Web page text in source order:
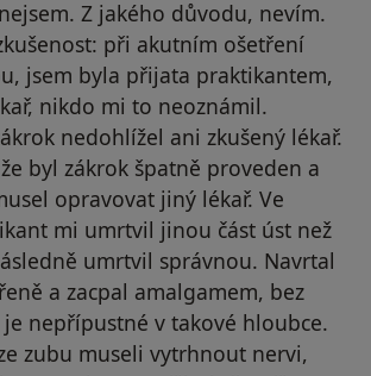
Z jakého důvodu, nevím.
při akutním ošetření
jsem byla přijata praktikantem,
nikdo mi to neoznámil.
nedohlížel ani zkušený lékař.
byl zákrok špatně proveden a
opravovat jiný lékař. Ve
mi umrtvil jinou část úst než
umrtvil správnou. Navrtal
a zacpal amalgamem, bez
je nepřípustné v takové hloubce.
zubu museli vytrhnout nervi,